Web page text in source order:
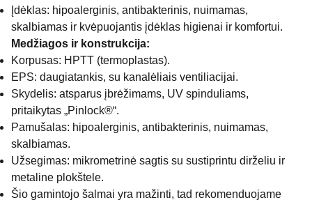
Įdėklas: hipoalerginis, antibakterinis, nuimamas,
skalbiamas ir kvėpuojantis įdėklas higienai ir komfortui.
Medžiagos ir konstrukcija:
Korpusas: HPTT (termoplastas).
EPS: daugiatankis, su kanalėliais ventiliacijai.
Skydelis: atsparus įbrėžimams, UV spinduliams,
pritaikytas „Pinlock®“.
Pamušalas: hipoalerginis, antibakterinis, nuimamas,
skalbiamas.
Užsegimas: mikrometrinė sagtis su sustiprintu dirželiu ir
metaline plokštele.
Šio gamintojo šalmai yra mažinti, tad rekomenduojame